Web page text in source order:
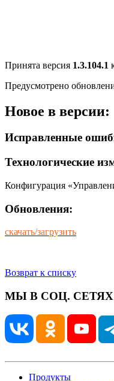
Принята версия 1.3.104.1
Предусмотрено
Новое в версии:
Исправленные
Технологические
Конфигурация
Обновления:
скачать/загрузить
Возврат к списку
МЫ В СОЦ. СЕТЯХ
Продукты